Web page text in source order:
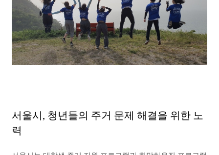
서울시, 청년들의 주거 문제 해결을 위한 노
력